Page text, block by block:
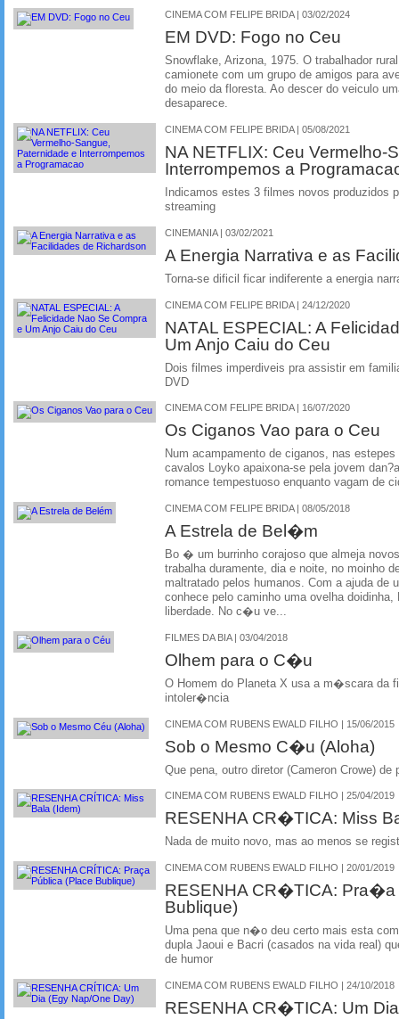
CINEMA COM FELIPE BRIDA | 03/02/2024
EM DVD: Fogo no Ceu
Snowflake, Arizona, 1975. O trabalhador
camionete com um grupo de amigos para
do meio da floresta. Ao descer do veiculo
desaparece.
CINEMA COM FELIPE BRIDA | 05/08/2021
NA NETFLIX: Ceu Vermelho-
Interrompemos a
Indicamos estes 3 filmes novos produzidos
streaming
CINEMANIA | 03/02/2021
A Energia Narrativa e as
Torna-se dificil ficar indiferente a energia
CINEMA COM FELIPE BRIDA | 24/12/2020
NATAL ESPECIAL: A
Um Anjo Caiu do Ceu
Dois filmes imperdiveis pra assistir em
DVD
CINEMA COM FELIPE BRIDA | 16/07/2020
Os Ciganos Vao para o Ceu
Num acampamento de ciganos, nas
cavalos Loyko apaixona-se pela jovem
romance tempestuoso enquanto vagam de
CINEMA COM FELIPE BRIDA | 08/05/2018
A Estrela de Bel�m
Bo � um burrinho corajoso que almeja
trabalha duramente, dia e noite, no moinho
maltratado pelos humanos. Com a ajuda de
conhece pelo caminho uma ovelha
liberdade. No c�u ve...
FILMES DA BIA | 03/04/2018
Olhem para o C�u
O Homem do Planeta X usa a m�scara
intoler�ncia
CINEMA COM RUBENS EWALD FILHO | 15/06/2015
Sob o Mesmo C�u (Aloha)
Que pena, outro diretor (Cameron Crowe) de
CINEMA COM RUBENS EWALD FILHO | 25/04/2019
RESENHA CR�TICA: Miss
Nada de muito novo, mas ao menos se
CINEMA COM RUBENS EWALD FILHO | 20/01/2019
RESENHA CR�TICA:
Bublique)
Uma pena que n�o deu certo mais esta
dupla Jaoui e Bacri (casados na vida real)
de humor
CINEMA COM RUBENS EWALD FILHO | 24/10/2018
RESENHA CR�TICA: Um